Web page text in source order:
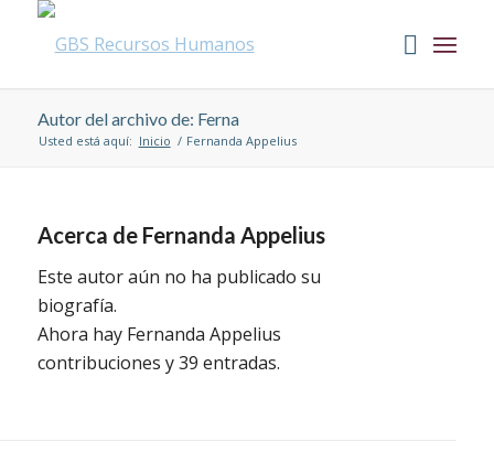
Autor del archivo de: Ferna
Usted está aquí: Inicio / Fernanda Appelius
Acerca de Fernanda Appelius
Este autor aún no ha publicado su
biografía.
Ahora hay Fernanda Appelius
contribuciones y 39 entradas.